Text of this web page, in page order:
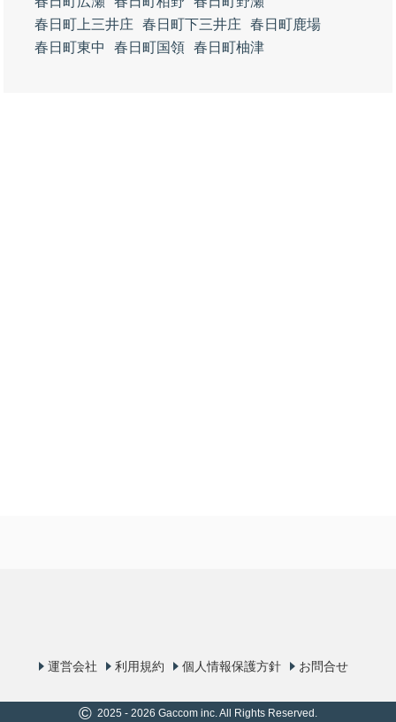
春日町上三井庄
春日町下三井庄
春日町鹿場
春日町東中
春日町国領 春日町柚津
運営会社 利用規約 個人情報保護方針 お問合せ
© 2025 - 2026 Gaccom inc. All Rights Reserved.